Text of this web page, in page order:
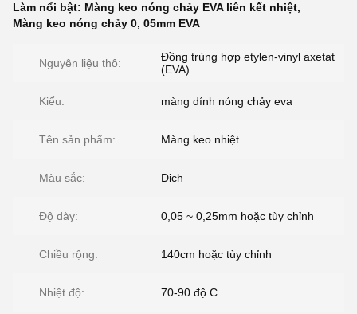
Làm nổi bật: Màng keo nóng chảy EVA liên kết nhiệt,
Màng keo nóng chảy 0, 05mm EVA
Nguyên liệu thô:
Đồng trùng hợp etylen-vinyl axetat
(EVA)
Kiểu: màng dính nóng chảy eva
Tên sản phẩm: Màng keo nhiệt
Màu sắc: Dịch
Độ dày: 0,05 ~ 0,25mm hoặc tùy chỉnh
Chiều rộng: 140cm hoặc tùy chỉnh
Nhiệt độ: 70-90 độ C